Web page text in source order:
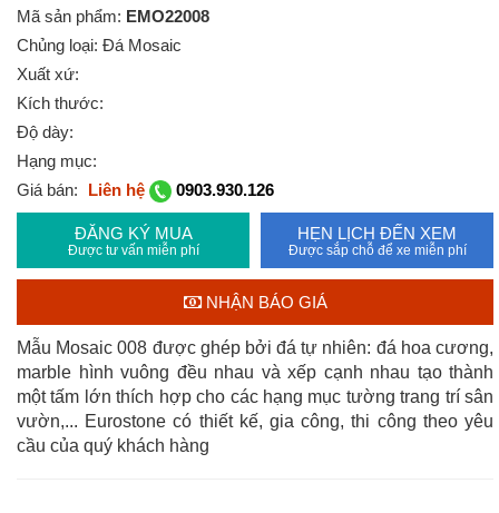
Mã sản phẩm: EMO22008
Chủng loại: Đá Mosaic
Xuất xứ:
Kích thước:
Độ dày:
Hạng mục:
Giá bán:
Liên hệ 0903.930.126
ĐĂNG KÝ MUA
Được tư vấn miễn phí
HẸN LỊCH ĐẾN XEM
Được sắp chỗ để xe miễn phí
NHẬN BÁO GIÁ
Mẫu Mosaic 008 được ghép bởi đá tự nhiên: đá hoa cương,
marble hình vuông đều nhau và xếp cạnh nhau tạo thành
một tấm lớn thích hợp cho các hạng mục tường trang trí sân
vườn,... Eurostone có thiết kế, gia công, thi công theo yêu
cầu của quý khách hàng